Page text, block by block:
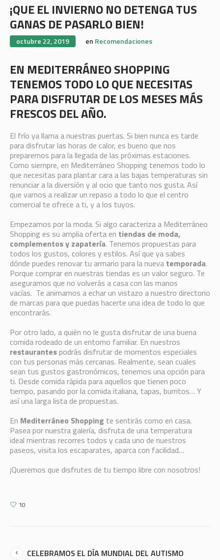
¡QUE EL INVIERNO NO DETENGA TUS
GANAS DE PASARLO BIEN!
octubre 22, 2019 en Recomendaciones
EN MEDITERRÁNEO SHOPPING
TENEMOS TODO LO QUE NECESITAS
PARA DISFRUTAR DE LOS MESES MÁS
FRESCOS DEL AÑO.
El frío ya llama a nuestras puertas. Si bien nunca es tarde
para disfrutar las horas de calor, es bueno que nos
preparemos para la llegada de las próximas estaciones.
Como siempre, en Mediterráneo Shopping tenemos todo lo
que necesitas para plantar cara a las bajas temperaturas sin
renunciar a la diversión y al ocio que tanto nos gusta. Así
que vamos a realizar un repaso a todo lo que el centro
comercial te ofrece a ti, y a los tuyos.
Empezamos por la moda. Si algo caracteriza a Mediterráneo
Shopping es su amplia oferta en tiendas de moda,
complementos y zapatería. Tenemos propuestas para
todos los gustos, colores y estilos. Así que ya sabes
dónde puedes renovar tu armario para la nueva temporada.
Porque comprar en nuestras tiendas es un valor seguro. Te
aseguramos que no volverás a casa con las manos
vacías. Te animamos a echar un vistazo a nuestro directorio
de marcas para que puedas hacerte una idea de todo lo que
encontrarás.
Por otro lado, a quién no le gusta disfrutar de una buena
comida rodeado de un entorno familiar. En nuestros
restaurantespodrás disfrutar de momentos especiales
con tus personas más cercanas. Realmente, sean cuales
sean tus gustos gastronómicos, tenemos una opción para
ti. Desde comida rápida para aquellos que tienen poco
tiempo, pasando por la comida italiana, tapas, burritos… Y
así una larga lista de propuestas.
En Mediterráneo Shopping te sentirás como en casa.
Pasea por nuestra galería, disfruta de una temperatura
ideal mientras recorres todos y cada uno de nuestros
paseos, visita los escaparates, aparca con facilidad…
¡Queremos que disfrutes de tu tiempo libre con nosotros!
10
CELEBRAMOS EL DÍA MUNDIAL DEL AUTISMO